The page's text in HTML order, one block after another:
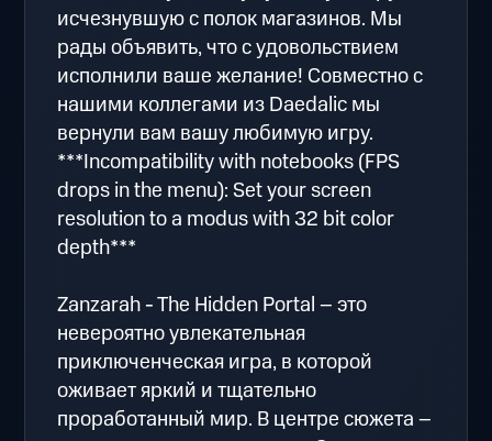
исчезнувшую с полок магазинов. Мы
рады объявить, что с удовольствием
исполнили ваше желание! Совместно с
нашими коллегами из Daedalic мы
вернули вам вашу любимую игру.
***Incompatibility with notebooks (FPS
drops in the menu): Set your screen
resolution to a modus with 32 bit color
depth***
Zanzarah - The Hidden Portal – это
невероятно увлекательная
приключенческая игра, в которой
оживает яркий и тщательно
проработанный мир. В центре сюжета –